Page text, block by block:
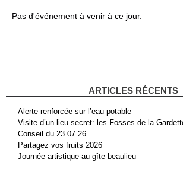
Pas d'événement à venir à ce jour.
ARTICLES RÉCENTS
Alerte renforcée sur l’eau potable
Visite d’un lieu secret: les Fosses de la
Conseil du 23.07.26
Partagez vos fruits 2026
Journée artistique au gîte beaulieu